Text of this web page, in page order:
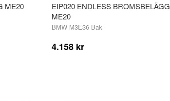
ME20
EIP020 ENDLESS BROMSBELÄGG
ME20
BMW M3E36 Bak
4.158 kr